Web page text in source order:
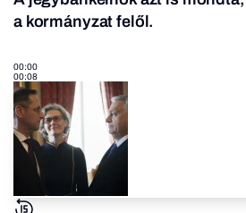
a kormányzat felől.
00:00
00:08